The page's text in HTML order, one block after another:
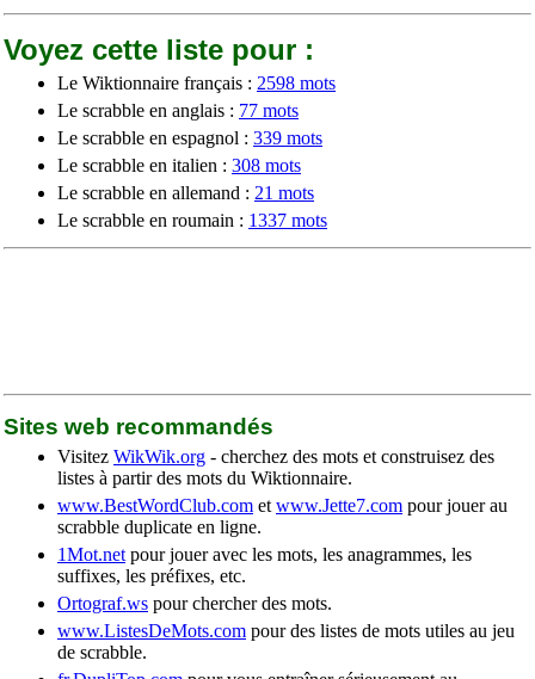
Voyez cette liste pour :
Le Wiktionnaire français : 2598 mots
Le scrabble en anglais : 77 mots
Le scrabble en espagnol : 339 mots
Le scrabble en italien : 308 mots
Le scrabble en allemand : 21 mots
Le scrabble en roumain : 1337 mots
Sites web recommandés
Visitez WikWik.org - cherchez des mots et construisez des
listes à partir des mots du Wiktionnaire.
www.BestWordClub.com et www.Jette7.com pour jouer au
scrabble duplicate en ligne.
1Mot.net pour jouer avec les mots, les anagrammes, les
suffixes, les préfixes, etc.
Ortograf.ws pour chercher des mots.
www.ListesDeMots.com pour des listes de mots utiles au jeu
de scrabble.